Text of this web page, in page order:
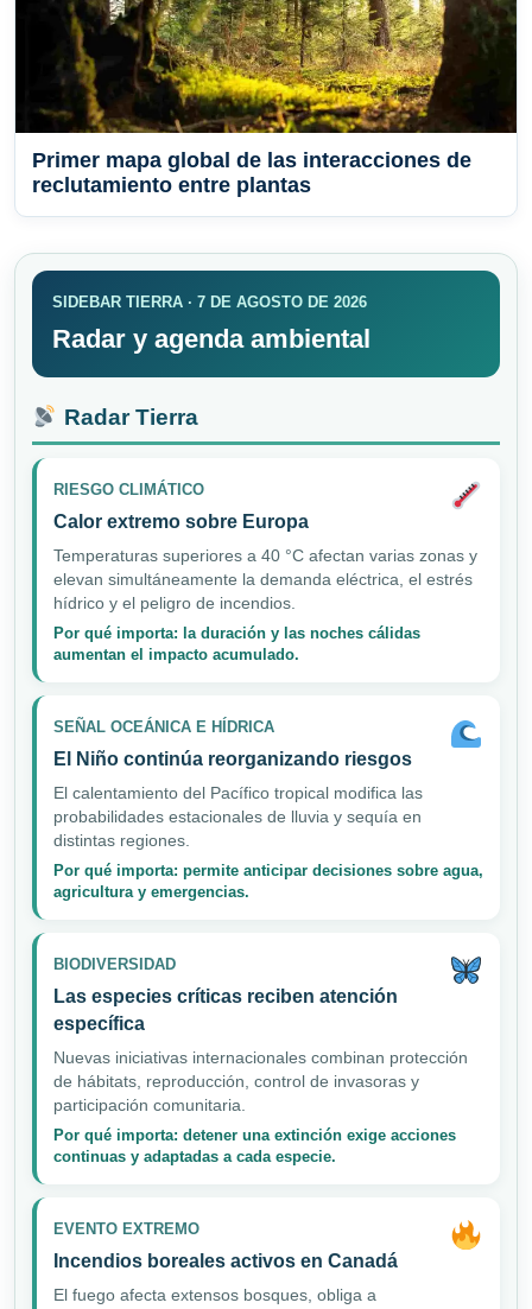
Primer mapa global de las interacciones de
reclutamiento entre plantas
SIDEBAR TIERRA · 7 DE AGOSTO DE 2026
Radar y agenda ambiental
Radar Tierra
RIESGO CLIMÁTICO
Calor extremo sobre Europa
Temperaturas superiores a 40 °C afectan varias zonas y
elevan simultáneamente la demanda eléctrica, el estrés
hídrico y el peligro de incendios.
Por qué importa: la duración y las noches cálidas
aumentan el impacto acumulado.
SEÑAL OCEÁNICA E HÍDRICA
El Niño continúa reorganizando riesgos
El calentamiento del Pacífico tropical modifica las
probabilidades estacionales de lluvia y sequía en
distintas regiones.
Por qué importa: permite anticipar decisiones sobre agua,
agricultura y emergencias.
BIODIVERSIDAD
Las especies críticas reciben atención
específica
Nuevas iniciativas internacionales combinan protección
de hábitats, reproducción, control de invasoras y
participación comunitaria.
Por qué importa: detener una extinción exige acciones
continuas y adaptadas a cada especie.
EVENTO EXTREMO
Incendios boreales activos en Canadá
El fuego afecta extensos bosques, obliga a